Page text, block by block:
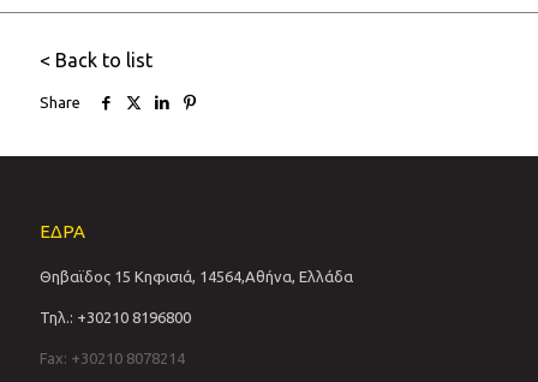
< Back to list
Share
ΕΔΡΑ
Θηβαϊδος 15 Κηφισιά, 14564,Αθήνα, Ελλάδα
Τηλ.: +30210 8196800
Fax: +30210 8078214